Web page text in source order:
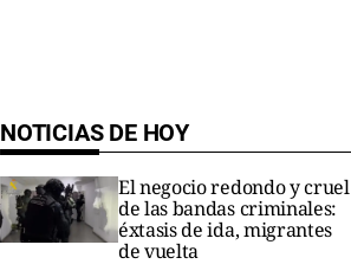
NOTICIAS DE HOY
El negocio redondo y cruel
de las bandas criminales:
éxtasis de ida, migrantes
de vuelta